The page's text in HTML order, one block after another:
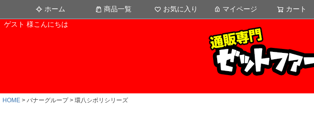
ホーム 商品一覧 お気に入り マイページ カート
ゲスト 様こんにちは
HOME バナーグループ 環八シボリシリーズ